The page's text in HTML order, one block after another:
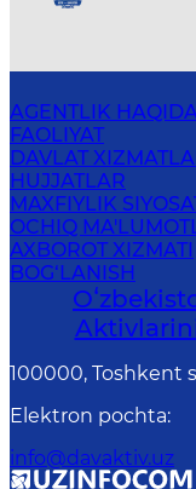
AGENTLIK
FAOLIYAT
DAVLAT
HUJJATLAR
MAXFIYLIK
OCHIQ
AXBOROT XIZMATI
BOG‘LANISH
100000, Toshkent
Elektron pochta:
info@davaktiv.uz